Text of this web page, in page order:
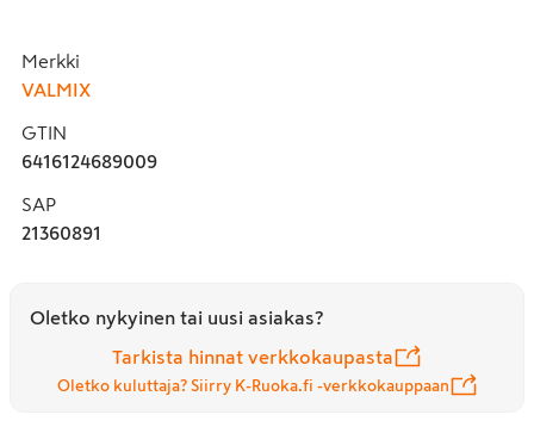
Merkki
VALMIX
GTIN
6416124689009
SAP
21360891
Oletko nykyinen tai uusi asiakas?
Tarkista hinnat verkkokaupasta
Oletko kuluttaja? Siirry K-Ruoka.fi -verkkokauppaan